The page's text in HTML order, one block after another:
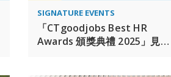
SIGNATURE EVENTS
「CTgoodjobs Best HR
Awards 頒獎典禮 2025」見證